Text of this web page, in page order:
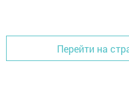
Перейти на